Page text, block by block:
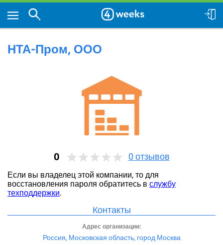
НТА-Пром, ООО
0 0 отзывов
Если вы владелец этой компании, то для
восстановления пароля обратитесь в службу
техподдержки.
Контакты
Адрес организации:
Россия, Московская область, город Москва